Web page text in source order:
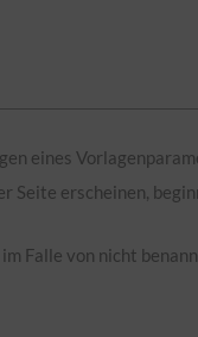
eines
Seite erscheinen,
Falle von nicht